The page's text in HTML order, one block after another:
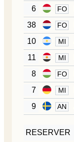
6 FO
38
FO
10
MI
11 MI
8
FO
7
MI
9 AN
RESERVER